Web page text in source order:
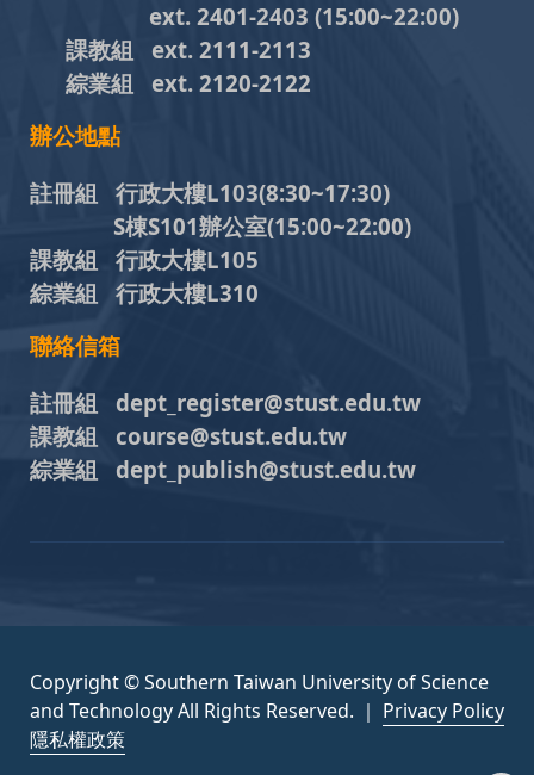
ext. 2401-2403 (15:00~22:00)
課教組 ext. 2111-2113
綜業組
ext. 2120-2122
辦公地點
註冊組 行政大樓L103(8:30~17:30)
S棟S101辦公室(15:00~22:00)
課教組 行政大樓L105
綜業組 行政大樓L310
聯絡信箱
註冊組 dept_register@stust.edu.tw
課教組 course@stust.edu.tw
綜業組 dept_publish@stust.edu.tw
Copyright © Southern Taiwan University of Science
and Technology All Rights Reserved. ｜ Privacy Policy
隱私權政策